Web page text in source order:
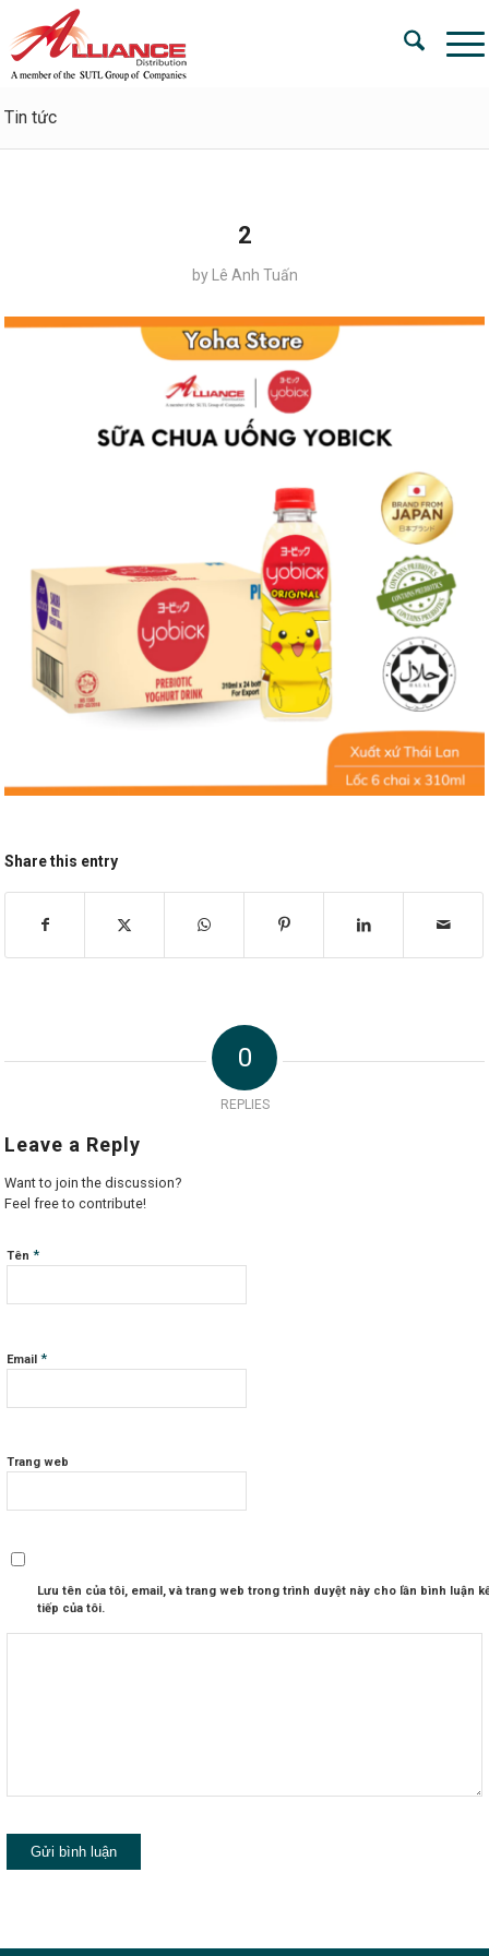
Tin tức
2
by Lê Anh Tuấn
Share this entry
0
REPLIES
Leave a Reply
Want to join the discussion?
Feel free to contribute!
Tên*
Email*
Trang web
Lưu tên của tôi, email, và trang web trong trình duyệt này cho lần bình luận
tiếp của tôi.